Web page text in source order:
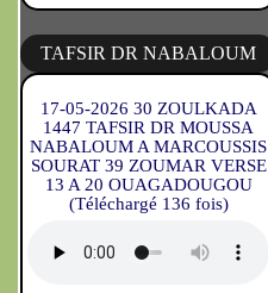
TAFSIR DR NABALOUM
17-05-2026 30 ZOULKADA
1447 TAFSIR DR MOUSSA
NABALOUM A MARCOUSSIS
SOURAT 39 ZOUMAR VERSE
13 A 20 OUAGADOUGOU
(Téléchargé 136 fois)